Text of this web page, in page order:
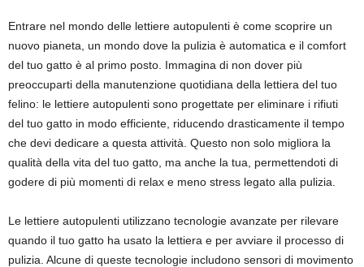
Entrare nel mondo delle lettiere autopulenti è come scoprire un
nuovo pianeta, un mondo dove la pulizia è automatica e il comfort
del tuo gatto è al primo posto. Immagina di non dover più
preoccuparti della manutenzione quotidiana della lettiera del tuo
felino: le lettiere autopulenti sono progettate per eliminare i rifiuti
del tuo gatto in modo efficiente, riducendo drasticamente il tempo
che devi dedicare a questa attività. Questo non solo migliora la
qualità della vita del tuo gatto, ma anche la tua, permettendoti di
godere di più momenti di relax e meno stress legato alla pulizia.
Le lettiere autopulenti utilizzano tecnologie avanzate per rilevare
quando il tuo gatto ha usato la lettiera e per avviare il processo di
pulizia. Alcune di queste tecnologie includono sensori di movimento